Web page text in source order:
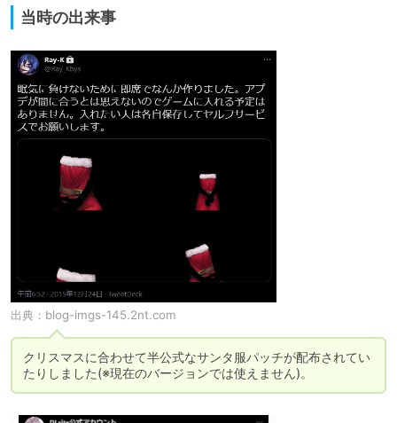
当時の出来事
出典： blog-imgs-145.2nt.com
クリスマスに合わせて半公式なサンタ服パッチが配布されてい
たりしました(※現在のバージョンでは使えません)。